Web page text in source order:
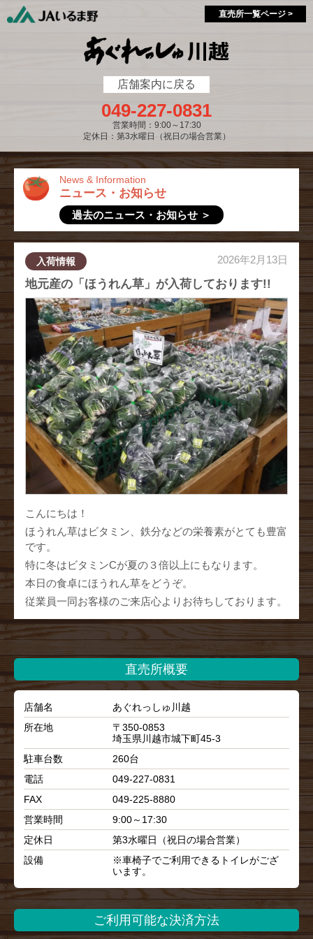
single-market.php
single-market.php
直売所一覧ページ >
店舗案内に戻る
049-227-0831
営業時間：9:00～17:30
定休日：第3水曜日（祝日の場合営業）
News & Information
ニュース・お知らせ
過去のニュース・お知らせ ＞
入荷情報 2026年2月13日
地元産の「ほうれん草」が入荷しております!!
こんにちは！
ほうれん草はビタミン、鉄分などの栄養素がとても豊富
です。
特に冬は ビタミンCが夏の３倍以上にもなります。
本日の食卓にほうれん草をどうぞ。
従業員一同お客様のご来店心よりお待ちしております。
直売所概要
店舗名
あぐれっしゅ川越
所在地
〒350-0853
埼玉県川越市城下町45-3
駐車台数
260台
電話
049-227-0831
FAX
049-225-8880
営業時間
9:00～17:30
定休日
第3水曜日（祝日の場合営業）
設備
※車椅子でご利用できるトイレがござ
います。
ご利用可能な決済方法